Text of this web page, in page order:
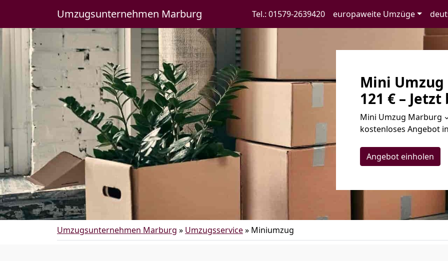
Umzugsunternehmen Marburg Tel.: 01579-2639420 europaweite Umzüge
Mini
121 € –
Mini Umzug Marburg
kostenloses Angebot
Angebot einholen
Umzugsunternehmen Marburg » Umzugsservice» Miniumzug